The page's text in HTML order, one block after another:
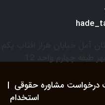
درخواست مشاوره حقوقی |
استخدام